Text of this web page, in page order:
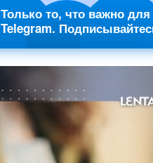
Только то, что важно
Telegram.